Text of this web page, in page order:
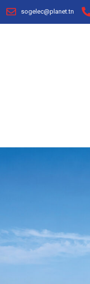
sogelec@planet.tn